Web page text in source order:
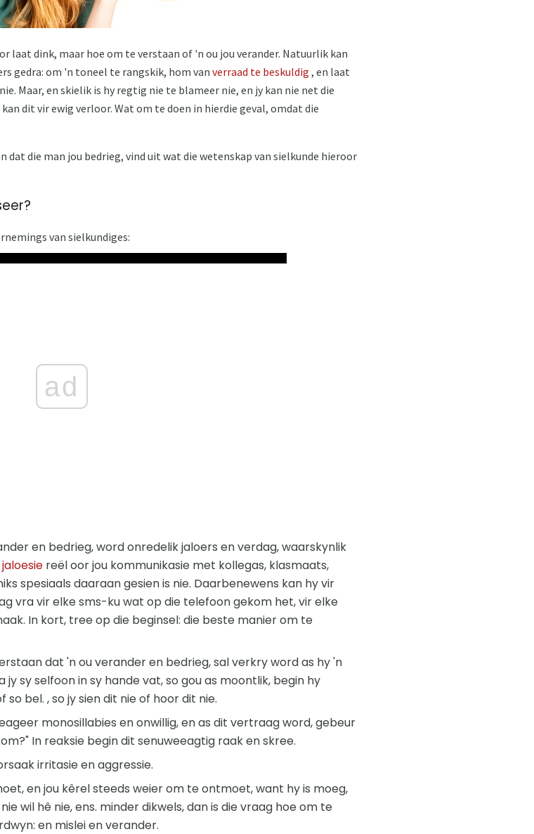
laat dink, maar hoe om te verstaan ​​of 'n ou jou verander. Natuurlik kan
gedra: om 'n toneel te rangskik, hom van verraad te beskuldig , en laat
Maar, en skielik is hy regtig nie te blameer nie, en jy kan nie net die
dit vir ewig verloor. Wat om te doen in hierdie geval, omdat die
​​dat die man jou bedrieg, vind uit wat die wetenskap van sielkunde hieroor
van sielkundiges:
ad
en bedrieg, word onredelik jaloers en verdag, waarskynlik
jaloesie reël oor jou kommunikasie met kollegas, klasmaats,
spesiaals daaraan gesien is nie. Daarbenewens kan hy vir
vra vir elke sms-ku wat op die telefoon gekom het, vir elke
In kort, tree op die beginsel: die beste manier om te
​​dat 'n ou verander en bedrieg, sal verkry word as hy 'n
sy selfoon in sy hande vat, so gou as moontlik, begin hy
bel. , so jy sien dit nie of hoor dit nie.
monosillabies en onwillig, en as dit vertraag word, gebeur
In reaksie begin dit senuweeagtig raak en skree.
irritasie en aggressie.
en jou kêrel steeds weier om te ontmoet, want hy is moeg,
wil hê nie, ens. minder dikwels, dan is die vraag hoe om te
en mislei en verander.